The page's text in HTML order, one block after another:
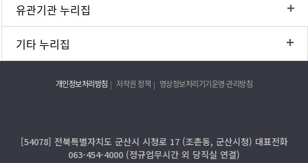
유관기관 누리집
기타 누리집
개인정보처리방침 저작권 정책 영상정보처리기기운영·관리방침
[54078] 전북특별자치도 군산시 시청로 17 (조촌동, 군산시청) 대표전화
063-454-4000 (정규업무시간 외 당직실 연결)